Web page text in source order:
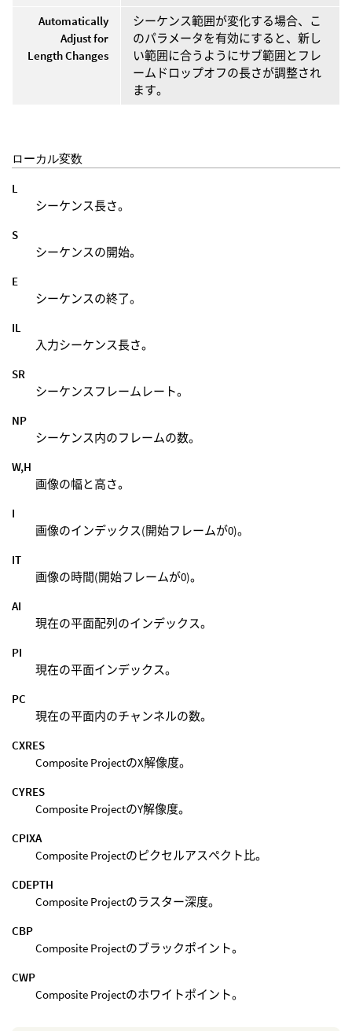
Automatically
Adjust for
Length Changes
シーケンス範囲が変化する場合、こ
のパラメータを有効にすると、新し
い範囲に合うようにサブ範囲とフレ
ームドロップオフの長さが調整され
ます。
ローカル変数
L
シーケンス長さ。
S
シーケンスの開始。
E
シーケンスの終了。
IL
入力シーケンス長さ。
SR
シーケンスフレームレート。
NP
シーケンス内のフレームの数。
W,H
画像の幅と高さ。
I
画像のインデックス(開始フレームが0)。
IT
画像の時間(開始フレームが0)。
AI
現在の平面配列のインデックス。
PI
現在の平面インデックス。
PC
現在の平面内のチャンネルの数。
CXRES
Composite ProjectのX解像度。
CYRES
Composite ProjectのY解像度。
CPIXA
Composite Projectのピクセルアスペクト比。
CDEPTH
Composite Projectのラスター深度。
CBP
Composite Projectのブラックポイント。
CWP
Composite Projectのホワイトポイント。